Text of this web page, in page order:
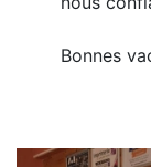
Bonnes